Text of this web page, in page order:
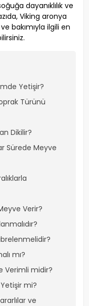
dayanıklılık ve
Viking aronya
bakımıyla ilgili en
Yetişir?
Türünü
Dikilir?
Sürede Meyve
Verir?
mı?
Verimli midir?
Yetişir mi?
ve